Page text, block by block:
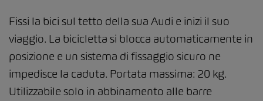
Fissi la bici sul tetto della sua Audi e inizi il suo
viaggio. La bicicletta si blocca automaticamente in
posizione e un sistema di fissaggio sicuro ne
impedisce la caduta. Portata massima: 20 kg.
Utilizzabile solo in abbinamento alle barre